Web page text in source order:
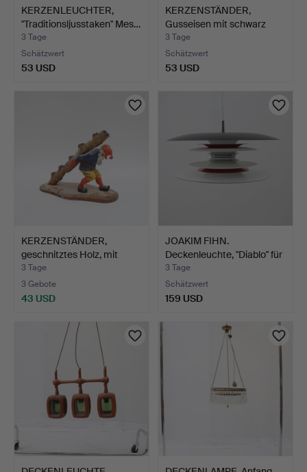
KERZENLEUCHTER,
"Traditionsljusstaken" Mes…
3 Tage
Schätzwert
53 USD
KERZENSTÄNDER,
Gusseisen mit schwarz
lacki…
3 Tage
Schätzwert
53 USD
KERZENSTÄNDER,
geschnitztes Holz, mit
Wich…
3 Tage
3 Gebote
43 USD
JOAKIM FIHN.
Deckenleuchte, "Diablo" für
B…
3 Tage
Schätzwert
159 USD